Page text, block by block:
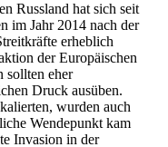
Russland hat sich seit
im Jahr 2014 nach der
erheblich
der Europäischen
sollten eher
Druck ausüben.
wurden auch
Wendepunkt kam
Invasion in der